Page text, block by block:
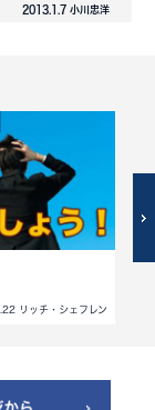
2013.1.7 小川忠洋
リッチ・シェフレン